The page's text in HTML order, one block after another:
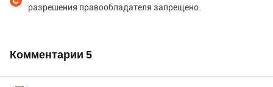
разрешения правообладателя запрещено.
Комментарии 5